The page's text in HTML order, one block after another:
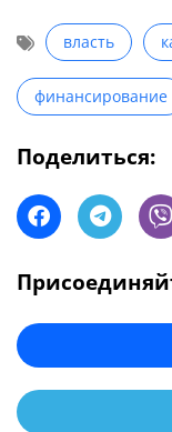
власть
финансирование
Поделиться: